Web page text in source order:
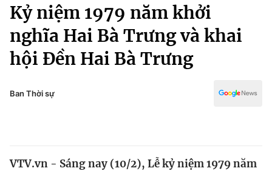
Chuyên mục
Chính trị
Pháp luật
Kinh tế
Thể thao
Truyền hình
Đời sống
Kỷ niệm 1979 năm khởi
nghĩa Hai Bà Trưng và khai
hội Đền Hai Bà Trưng
Ban Thời sự
VTV.vn - Sáng nay (10/2), Lễ kỷ niệm 1979 năm